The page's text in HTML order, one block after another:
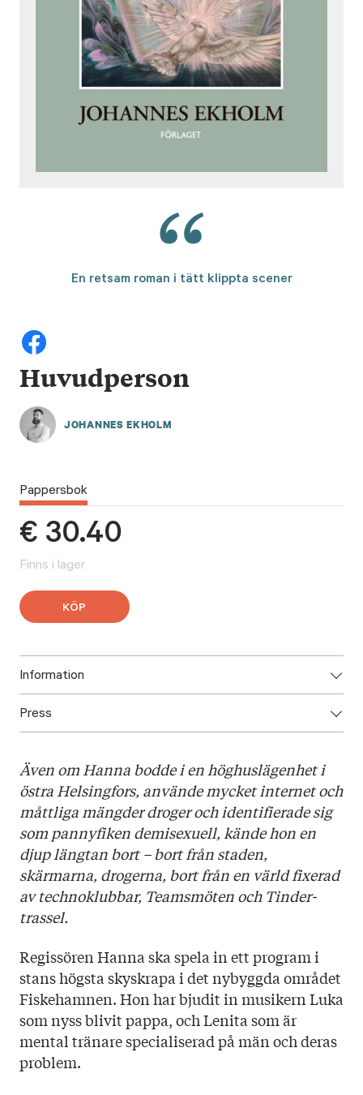
En retsam roman i tätt klippta scener
Huvudperson
JOHANNES EKHOLM
Pappersbok
€ 30.40
Finns i lager
KÖP
Information
ISBN: 9789523336858
Titel: Huvudperson
Språk: Svenska
Sidantal: 310
Format: Häftad
Illustratör: Målning på pärmen: Emma Ainala
Omslag: Johannes Ekholm
Press
Även om Hanna bodde i en höghuslägenhet i
östra Helsingfors, använde mycket internet och
måttliga mängder droger och identifierade sig
som pannyfiken demisexuell, kände hon en
djup längtan bort – bort från staden,
skärmarna, drogerna, bort från en värld fixerad
av technoklubbar, Teamsmöten och Tinder-
trassel.
Regissören Hanna ska spela in ett program i
stans högsta skyskrapa i det nybyggda området
Fiskehamnen. Hon har bjudit in musikern Luka
som nyss blivit pappa, och Lenita som är
mental tränare specialiserad på män och deras
problem.